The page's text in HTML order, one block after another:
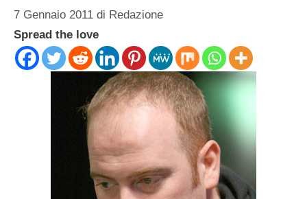
7 Gennaio 2011 di Redazione
Spread the love